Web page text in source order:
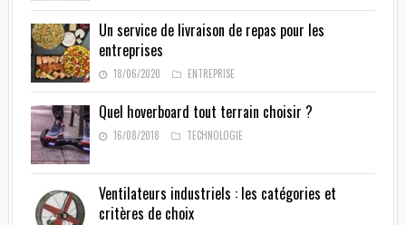
Un service de livraison de repas pour les
entreprises
18/06/2020 ENTREPRISE
Quel hoverboard tout terrain choisir ?
16/08/2018 TECHNOLOGIE
Ventilateurs industriels : les catégories et
critères de choix